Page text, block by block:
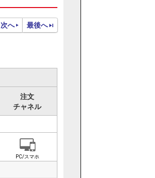
次へ 最後へ
注文
チャネル
PC/スマホ